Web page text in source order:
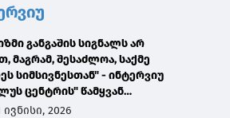
განგაშის სიგნალს არ
მაგრამ, შესაძლოა, საქმე
სიმსივნესთან" - ინტერვიუ
ცენტრის" წამყვან
ივნისი, 2026